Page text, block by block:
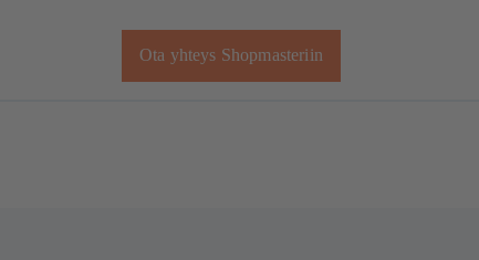
Ota yhteys Shopmasteriin